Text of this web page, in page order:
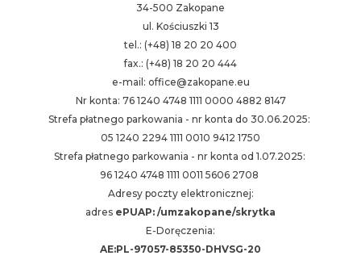
34-500 Zakopane
ul. Kościuszki 13
tel.: (+48) 18 20 20 400
fax.: (+48) 18 20 20 444
e-mail: office@zakopane.eu
Nr konta: 76 1240 4748 1111 0000 4882 8147
Strefa płatnego parkowania - nr konta do 30.06.2025:
05 1240 2294 1111 0010 9412 1750
Strefa płatnego parkowania - nr konta od 1.07.2025:
96 1240 4748 1111 0011 5606 2708
Adresy poczty elektronicznej:
adres ePUAP: /umzakopane/skrytka
E-Doręczenia:
AE:PL-97057-85350-DHVSG-20